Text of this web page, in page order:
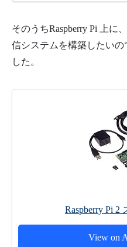
そのうちRaspberry Pi 上に
信システムを構築したい
した。
Raspberry Pi 2
View on